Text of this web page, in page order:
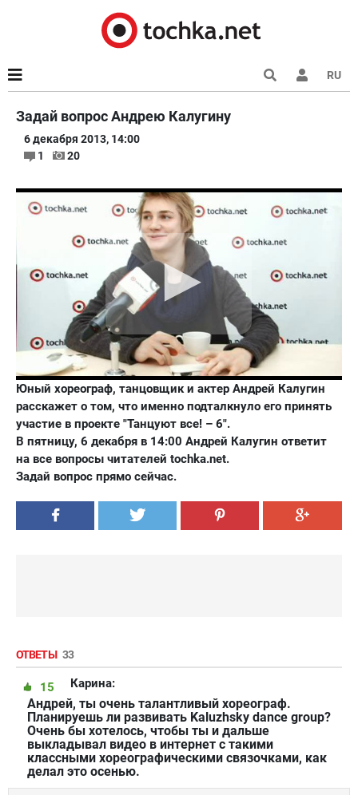
RU
Задай вопрос Андрею Калугину
6 декабря 2013, 14:00
1
20
Юный хореограф, танцовщик и актер Андрей Калугин
расскажет о том, что именно подталкнуло его принять
участие в проекте "Танцуют все! – 6".
В пятницу, 6 декабря в 14:00 Андрей Калугин ответит
на все вопросы читателей tochka.net.
Задай вопрос прямо сейчас.
ОТВЕТЫ 33
Карина:
15
Андрей, ты очень талантливый хореограф.
Планируешь ли развивать Kaluzhsky dance group?
Очень бы хотелось, чтобы ты и дальше
выкладывал видео в интернет с такими
классными хореографическими связочками, как
делал это осенью.